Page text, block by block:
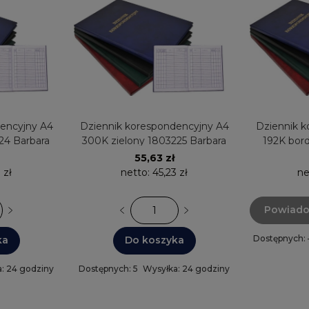
A4
Barbara
zł
24 godziny
Dziennik korespondencyjny A4
300K zielony 1803225 Barbara
55,63 zł
netto: 45,23 zł
Do koszyka
Dostępnych: 5 Wysyłka: 24 godziny
Dziennik
192K